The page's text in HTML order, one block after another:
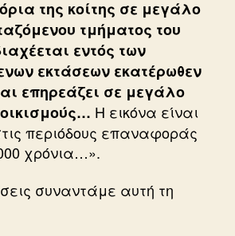
της κοίτης σε μεγάλο
τμήματος του
εντός των
εκτάσεων εκατέρωθεν
επηρεάζει σε μεγάλο
Η εικόνα είναι
περιόδους επαναφοράς
χρόνια…».
συναντάμε αυτή τη